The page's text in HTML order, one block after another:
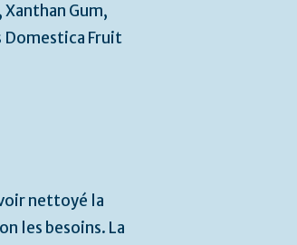
Gum,
Domestica Fruit
nettoyé la
les besoins. La